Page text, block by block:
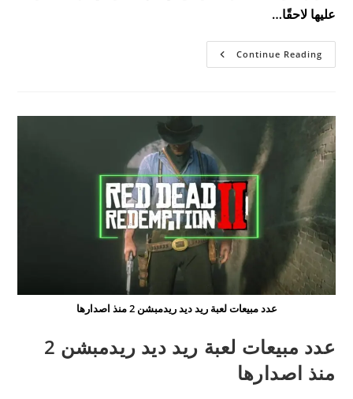
عليها لاحقًا…
Continue Readingمرور
15
كرافت
عدد مبيعات لعبة ريد ديد ريدمبشن 2 منذ اصدارها
عدد مبيعات لعبة ريد ديد ريدمبشن 2
منذ اصدارها